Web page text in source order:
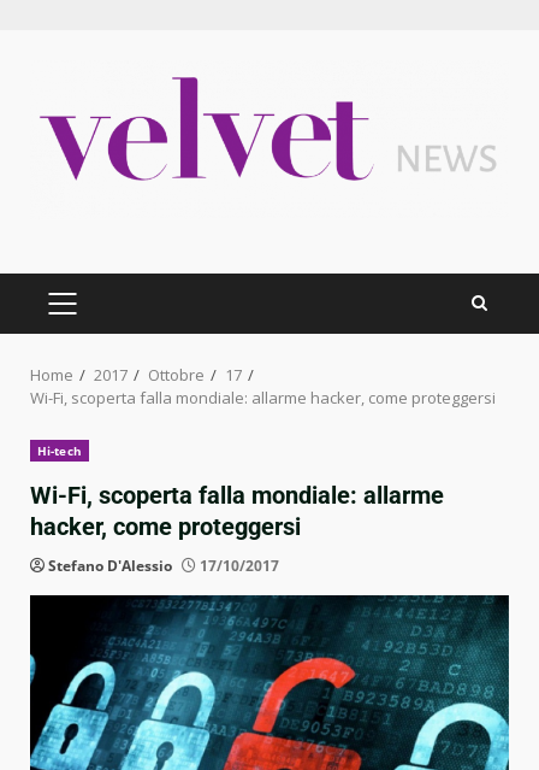
PRIMARY
MENU
Home 2017 Ottobre
17
Wi-Fi, scoperta falla mondiale: allarme hacker, come proteggersi
Hi-tech
Wi-Fi, scoperta falla mondiale: allarme
hacker, come proteggersi
Stefano D'Alessio 17/10/2017